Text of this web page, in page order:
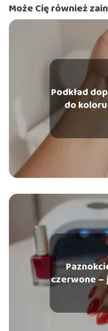
Może Cię również
Podkład
do
wybrać
czerwone –
po